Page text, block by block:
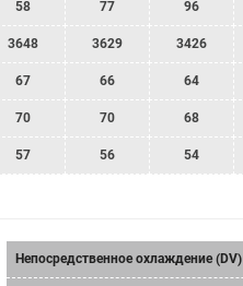
58 77 96
3648 3629 3426
67 66 64
70 70 68
57 56 54
Непосредственное охлаждение (DV)